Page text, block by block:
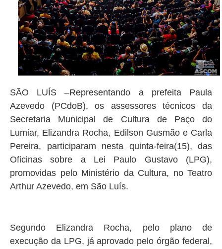
SÃO LUÍS –Representando a prefeita Paula
Azevedo (PCdoB), os assessores técnicos da
Secretaria Municipal de Cultura de Paço do
Lumiar, Elizandra Rocha, Edilson Gusmão e Carla
Pereira, participaram nesta quinta-feira(15), das
Oficinas sobre a Lei Paulo Gustavo (LPG),
promovidas pelo Ministério da Cultura, no Teatro
Arthur Azevedo, em São Luís.
Segundo Elizandra Rocha, pelo plano de
execução da LPG, já aprovado pelo órgão federal,